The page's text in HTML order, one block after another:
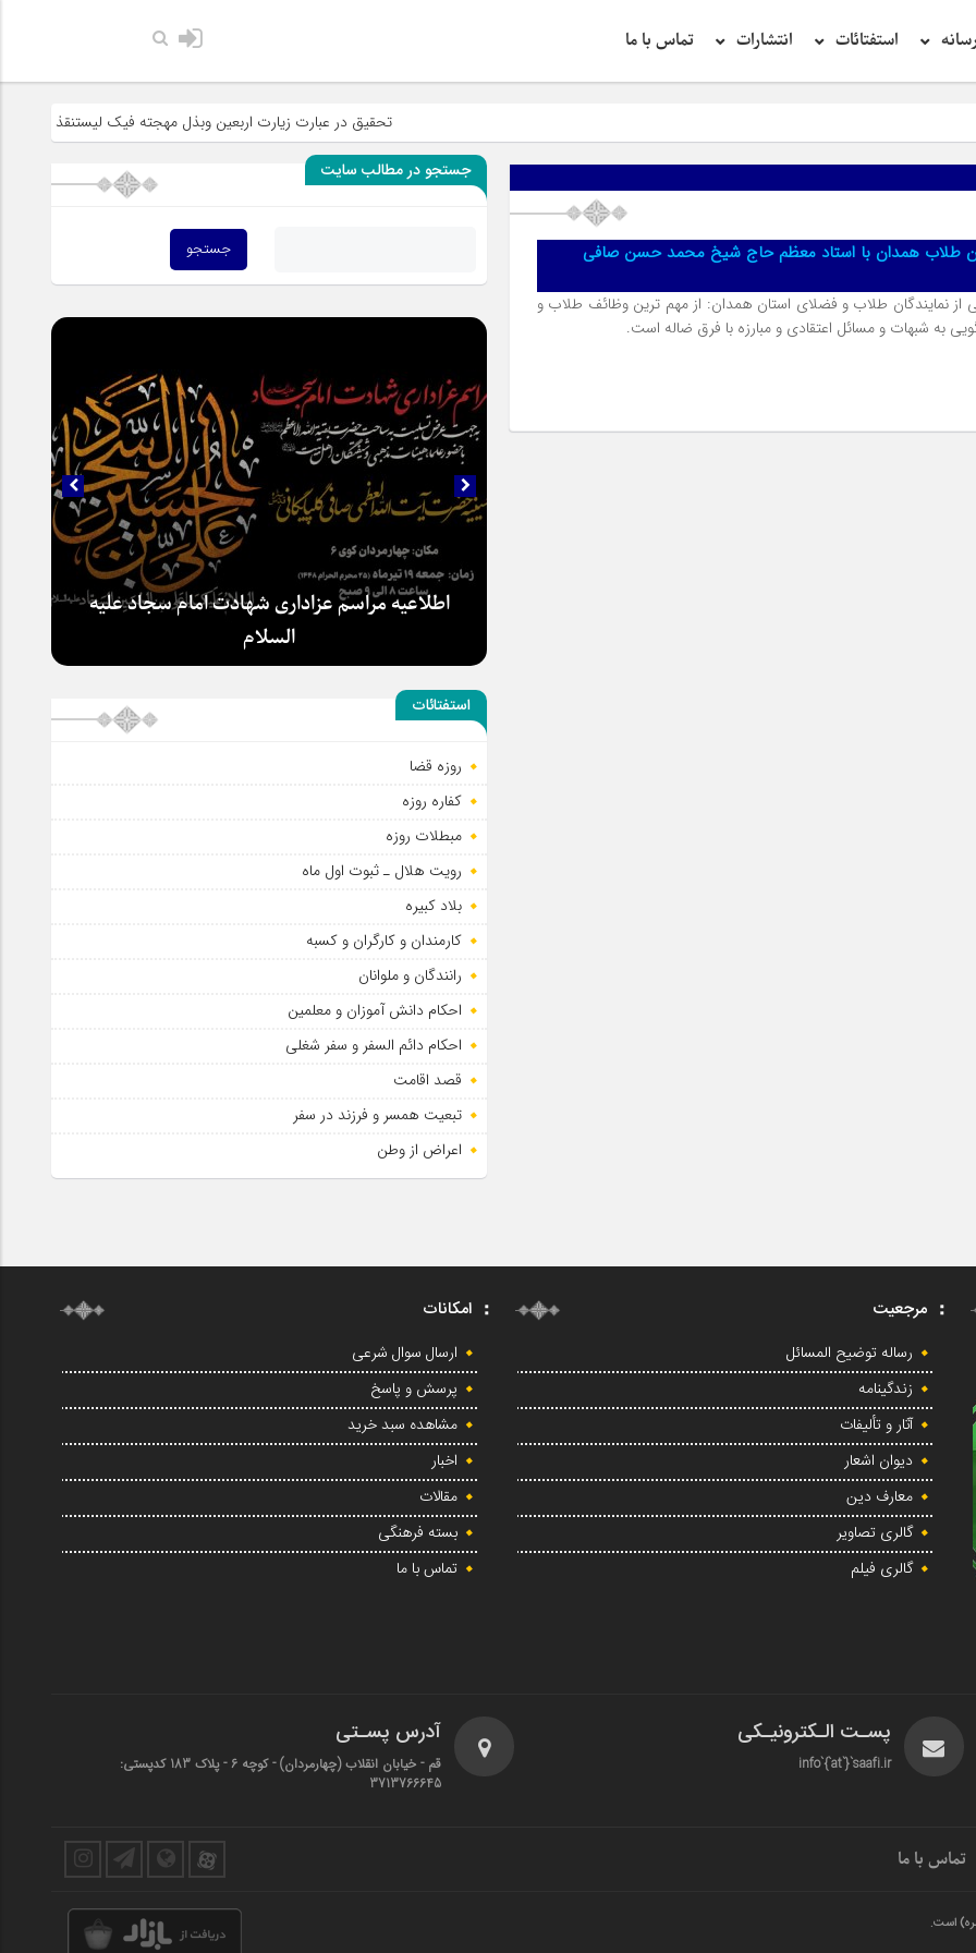
استفتائات انتشارات تماس با ما
تحقیق در عبارت زیارت اربعین وبذل مهجته فیک لیستنقذ عبادک من
طلاب همدان با استاد معظم حاج شیخ محمد حسن صافی
از نمایندگان طلاب و فضلای استان همدان: از مهم ترین وظائف طلاب و
به شبهات و مسائل اعتقادی و مبارزه با فرق ضاله است.
جستجو در مطالب سایت
اطلاعیه مراسم عزاداری شهادت امام سجاد علیه
السلام
استفتائات
روزه قضا
کفاره روزه
مبطلات روزه
رویت هلال ـ ثبوت اول ماه
بلاد کبیره
کارمندان و کارگران و کسبه
رانندگان و ملوانان
احکام دانش آموزان و معلمین
احکام دائم السفر و سفر شغلی
قصد اقامت
تبعیت همسر و فرزند در سفر
اعراض از وطن
مرجعیت
رساله توضیح المسائل
زندگینامه
آثار و تألیفات
دیوان اشعار
معارف دین
گالری تصاویر
گالری فیلم
امکانات
ارسال سوال شرعی
پرسش و پاسخ
مشاهده سبد خرید
اخبار
مقالات
بسته فرهنگی
تماس با ما
پسـت الـکترونیـکی
info`{`at`}`saafi.ir
آدرس پسـتی
قم - خیابان انقلاب (چهارمردان)‌ - کوچه 6 - پلاک 183 کدپستی:
3713766645
تماس با ما
است.